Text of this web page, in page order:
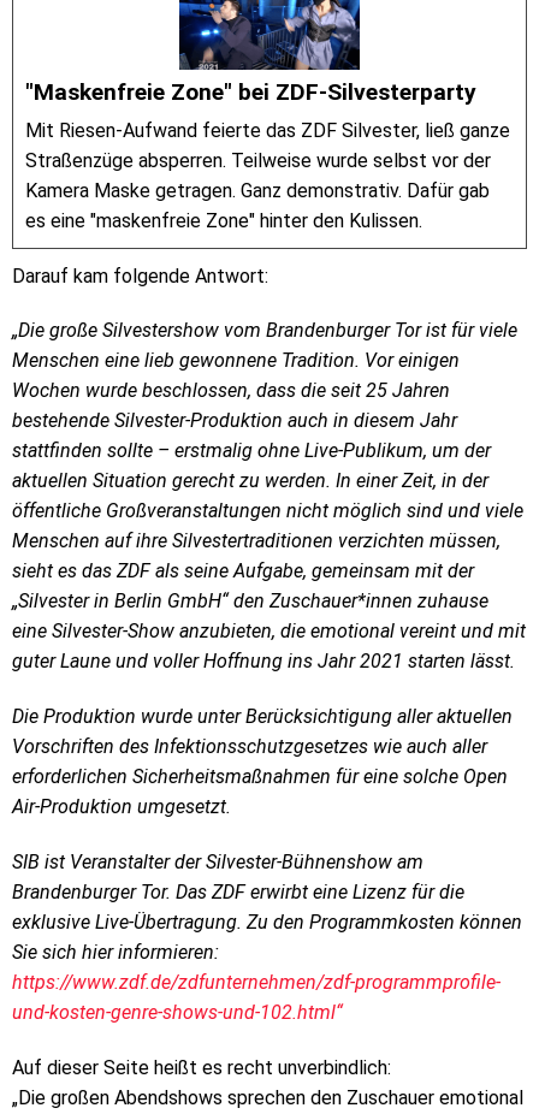
"Maskenfreie Zone" bei ZDF-Silvesterparty
Mit Riesen-Aufwand feierte das ZDF Silvester, ließ ganze
Straßenzüge absperren. Teilweise wurde selbst vor der
Kamera Maske getragen. Ganz demonstrativ. Dafür gab
es eine "maskenfreie Zone" hinter den Kulissen.
Darauf kam folgende Antwort:
„Die große Silvestershow vom Brandenburger Tor ist für viele
Menschen eine lieb gewonnene Tradition. Vor einigen
Wochen wurde beschlossen, dass die seit 25 Jahren
bestehende Silvester-Produktion auch in diesem Jahr
stattfinden sollte – erstmalig ohne Live-Publikum, um der
aktuellen Situation gerecht zu werden. In einer Zeit, in der
öffentliche Großveranstaltungen nicht möglich sind und viele
Menschen auf ihre Silvestertraditionen verzichten müssen,
sieht es das ZDF als seine Aufgabe, gemeinsam mit der
„Silvester in Berlin GmbH“ den Zuschauer*innen zuhause
eine Silvester-Show anzubieten, die emotional vereint und mit
guter Laune und voller Hoffnung ins Jahr 2021 starten lässt.
Die Produktion wurde unter Berücksichtigung aller aktuellen
Vorschriften des Infektionsschutzgesetzes wie auch aller
erforderlichen Sicherheitsmaßnahmen für eine solche Open
Air-Produktion umgesetzt.
SIB ist Veranstalter der Silvester-Bühnenshow am
Brandenburger Tor. Das ZDF erwirbt eine Lizenz für die
exklusive Live-Übertragung. Zu den Programmkosten können
Sie sich hier informieren:
https://www.zdf.de/zdfunternehmen/zdf-programmprofile-
und-kosten-genre-shows-und-102.html“
Auf dieser Seite heißt es recht unverbindlich:
„Die großen Abendshows sprechen den Zuschauer emotional